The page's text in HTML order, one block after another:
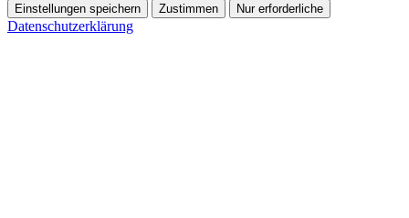
Einstellungen speichern Zustimmen Nur erforderliche
Datenschutzerklärung